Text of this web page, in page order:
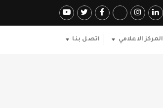
المركز الاعلامي اتصل بنا